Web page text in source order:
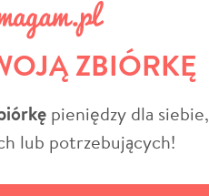
ZBIÓRKĘ
pieniędzy dla siebie,
lub potrzebujących!